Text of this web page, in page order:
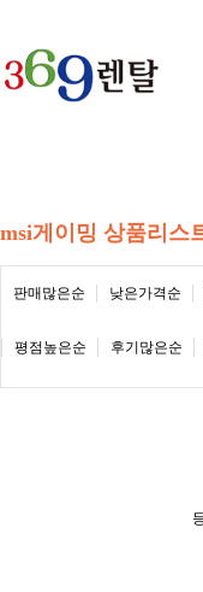
msi게이밍 상품리스
판매많은순 낮은가격순
평점높은순 후기많은순